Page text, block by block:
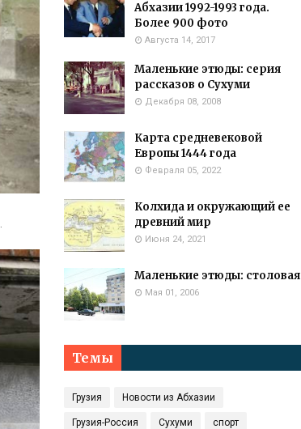
Абхазии 1992-1993 года.
Более 900 фото
Августа 14, 2017
Маленькие этюды: серия
рассказов о Сухуми
Декабря 08, 2008
Карта средневековой
Европы 1444 года
Февраля 05, 2022
Колхида и окружающий ее
древний мир
Июня 24, 2021
Маленькие этюды: столовая
Мая 01, 2006
Темы
Грузия Новости из Абхазии
Грузия-Россия Сухуми спорт